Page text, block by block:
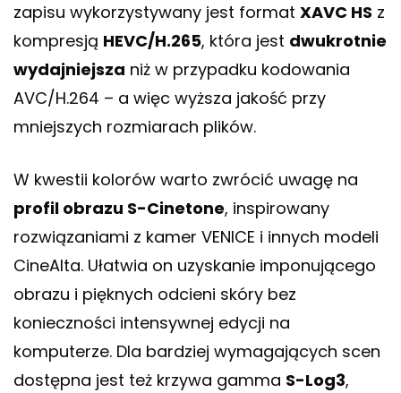
zapisu wykorzystywany jest format XAVC HS z
kompresją HEVC/H.265, która jest dwukrotnie
wydajniejsza niż w przypadku kodowania
AVC/H.264 – a więc wyższa jakość przy
mniejszych rozmiarach plików.
W kwestii kolorów warto zwrócić uwagę na
profil obrazu S-Cinetone, inspirowany
rozwiązaniami z kamer VENICE i innych modeli
CineAlta. Ułatwia on uzyskanie imponującego
obrazu i pięknych odcieni skóry bez
konieczności intensywnej edycji na
komputerze. Dla bardziej wymagających scen
dostępna jest też krzywa gamma S-Log3,